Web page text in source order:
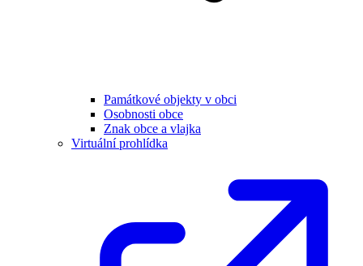
Památkové objekty v obci
Osobnosti obce
Znak obce a vlajka
Virtuální prohlídka